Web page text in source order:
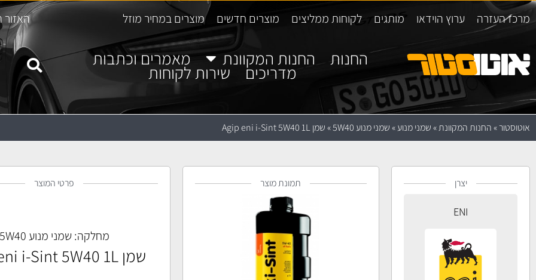
מרכז העזרה ערוץ הוידאו מותגים לקוחות ממליצים מוצרים חדשים מוצרים במחיר מוזל האזור
החנות החנות המקוונת מאמרים וכתבות
מדריכים שירות לקוחות
אוטוסטור»החנות המקוונת»שמני מנוע»שמני מנוע 5W40 »שמן Agip eni i-Sint 5W40 1L
יצרן
ENI
תמונת מוצר פרטי המוצר
מחלקה: שמני מנוע 5W40
שמן Agip eni i-Sint 5W40 1L